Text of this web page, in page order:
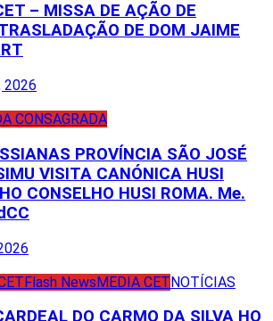
– MISSA DE AÇÃO DE
DE DOM JAIME
2026
CONSAGRADA
PROVÍNCIA SÃO JOSÉ
VISITA CANÓNICA HUSI
CONSELHO HUSI ROMA. Me.
Flash NewsMEDIA CETNOTÍCIAS
DO CARMO DA SILVA HO